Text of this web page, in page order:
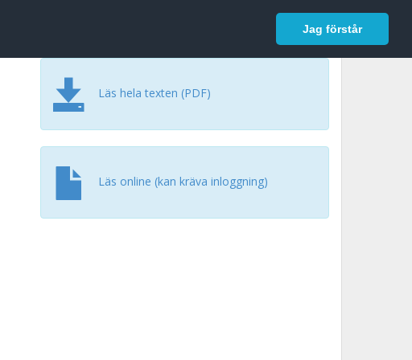
Jag förstår
Logga in
Läs hela texten (PDF)
Läs online (kan kräva inloggning)